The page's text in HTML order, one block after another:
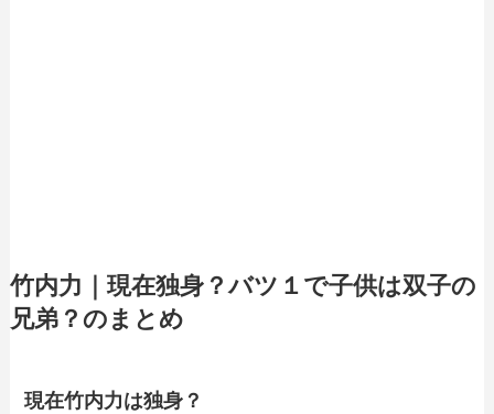
竹内力｜現在独身？バツ１で子供は双子の
兄弟？のまとめ
現在竹内力は独身？